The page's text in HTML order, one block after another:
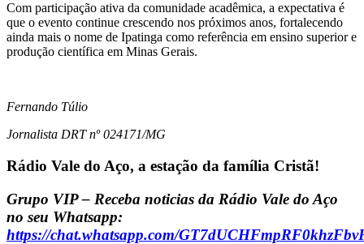
Com participação ativa da comunidade acadêmica, a expectativa é
que o evento continue crescendo nos próximos anos, fortalecendo
ainda mais o nome de Ipatinga como referência em ensino superior e
produção científica em Minas Gerais.
Fernando Túlio
Jornalista DRT nº 024171/MG
Rádio Vale do Aço, a estação da família Cristã!
Grupo VIP – Receba noticias da Rádio Vale do Aço
no seu Whatsapp:
https://chat.whatsapp.com/